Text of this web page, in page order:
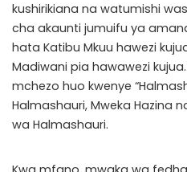
kushirikiana na watumishi
cha akaunti jumuifu ya
hata Katibu Mkuu hawezi
Madiwani pia hawawezi
mchezo huo kwenye
Halmashauri, Mweka Hazina
wa Halmashauri.